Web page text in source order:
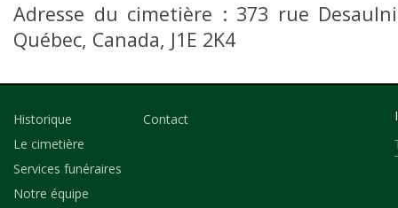
Adresse du cimetière : 373 rue
Québec, Canada, J1E 2K4
Historique
Le cimetière
Services funéraires
Notre équipe
Contact